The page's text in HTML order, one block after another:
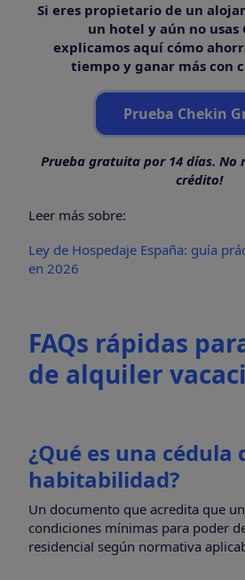
Si eres propietario de un
un hotel y aún no usas
explicamos aquí cómo
tiempo y ganar más con
Prueba Chekin
Prueba gratuita por 14 días. No
crédito!
Leer más sobre:
Ley de Hospedaje España: guía
en 2026
FAQs rápidas
de alquiler
¿Qué es una cédula
habitabilidad?
Un documento que acredita que
condiciones mínimas para poder
residencial según normativa